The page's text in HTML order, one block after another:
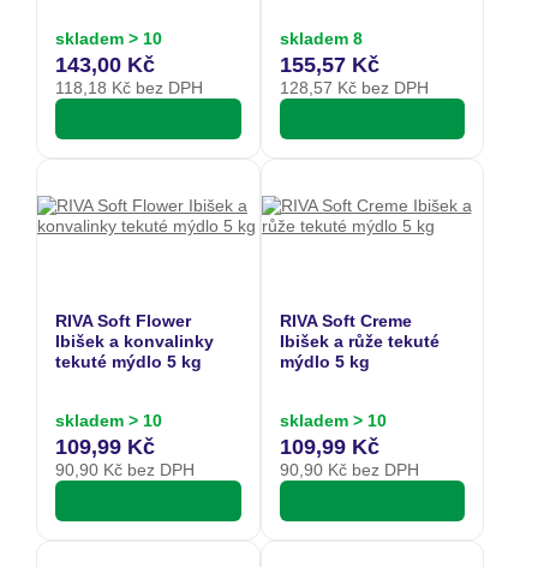
skladem > 10
143,00 Kč
118,18 Kč bez DPH
skladem 8
155,57 Kč
128,57 Kč bez DPH
RIVA Soft Flower
Ibišek a konvalinky
tekuté mýdlo 5 kg
skladem > 10
109,99 Kč
90,90 Kč bez DPH
RIVA Soft Creme
Ibišek a růže tekuté
mýdlo 5 kg
skladem > 10
109,99 Kč
90,90Kč bez DPH